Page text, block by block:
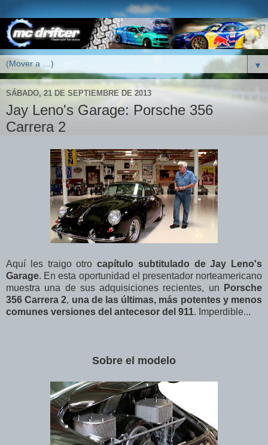
▼
SÁBADO, 21 DE SEPTIEMBRE DE 2013
Jay Leno's Garage: Porsche 356
Carrera 2
Aquí les traigo otro capítulo subtitulado de Jay Leno's
Garage. En esta oportunidad el presentador norteamericano
muestra una de sus adquisiciones recientes, un
Porsche
356 Carrera 2, una de las últimas, más potentes y menos
comunes versiones del antecesor del 911. Imperdible...
Sobre el modelo